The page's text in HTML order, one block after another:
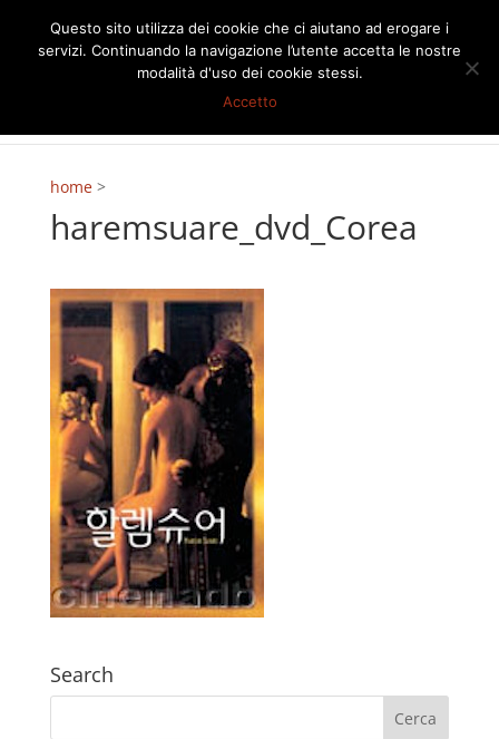
home>
haremsuare_dvd_Corea
Search
Questo sito utilizza dei cookie che ci aiutano ad erogare i
servizi. Continuando la navigazione l’utente accetta le nostre
modalità d'uso dei cookie stessi.
Accetto